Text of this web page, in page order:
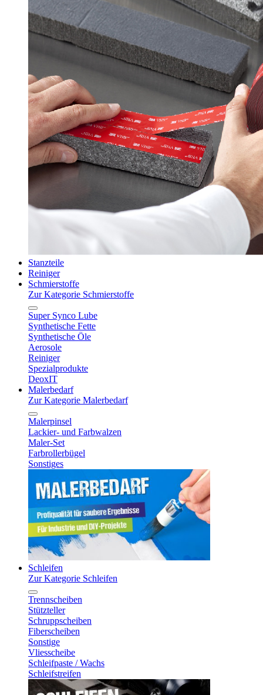
Stanzteile
Reiniger
Schmierstoffe
Zur Kategorie Schmierstoffe
Super Synco Lube
Synthetische Fette
Synthetische Öle
Aerosole
Reiniger
Spezialprodukte
DeoxIT
Malerbedarf
Zur Kategorie Malerbedarf
Malerpinsel
Lackier- und Farbwalzen
Maler-Set
Farbrollerbügel
Sonstiges
Schleifen
Zur Kategorie Schleifen
Trennscheiben
Stützteller
Schruppscheiben
Fiberscheiben
Sonstige
Vliesscheibe
Schleifpaste / Wachs
Schleifstreifen